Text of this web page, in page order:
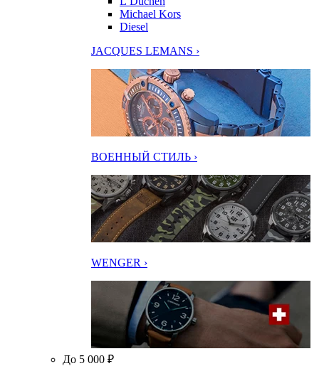
Michael Kors
Diesel
JACQUES LEMANS ›
ВОЕННЫЙ СТИЛЬ ›
WENGER ›
До 5 000 ₽